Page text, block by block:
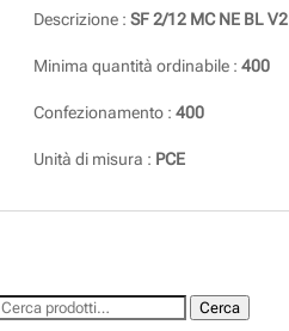
Descrizione :SF 2/12 MC NE BL V2
Minima quantità ordinabile :400
Confezionamento :400
Unità di misura : PCE
Cerca: Cerca